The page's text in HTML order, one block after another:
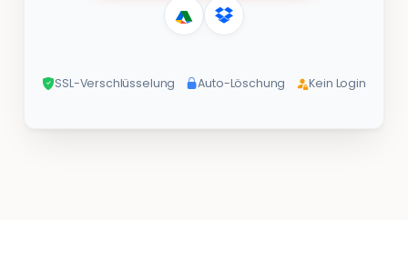
SSL-Verschlüsselung Auto-Löschung Kein Login